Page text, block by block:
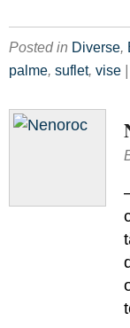
Posted in Diverse,
palme, suflet, vise |